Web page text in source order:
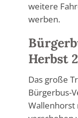
weitere
werben.
Herbst
Das große
Bürgerbus-
Wallenhorst